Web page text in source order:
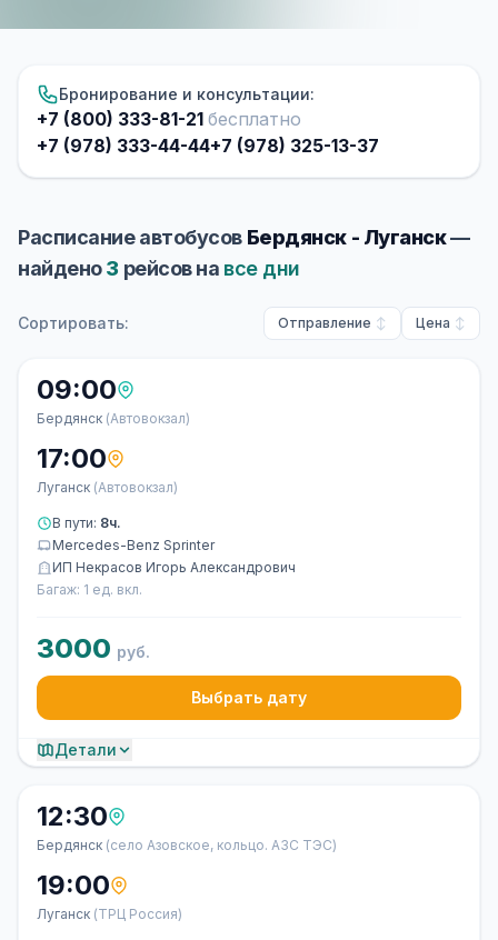
Бронирование и консультации:
+7 (800) 333-81-21 бесплатно
+7 (978) 333-44-44+7 (978) 325-13-37
Расписание автобусов Бердянск - Луганск—
найдено3 рейсов на все дни
Сортировать: Отправление Цена
09:00
Бердянск (Автовокзал)
17:00
Луганск (Автовокзал)
В пути: 8ч.
Mercedes-Benz Sprinter
ИП Некрасов Игорь Александрович
Багаж: 1 ед. вкл.
3000 руб.
Выбрать дату
Детали
12:30
Бердянск (село Азовское, кольцо. АЗС ТЭС)
19:00
Луганск (ТРЦ Россия)